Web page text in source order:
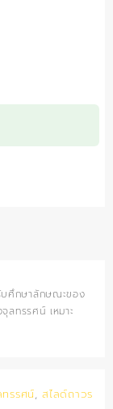
บศึกษาลักษณะของ
ลทรรศน์ เหมาะ
รรศน์,สไลด์ถาวร